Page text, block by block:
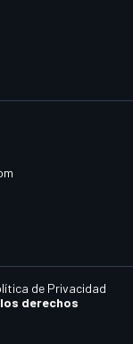
derechos
de Privacidad